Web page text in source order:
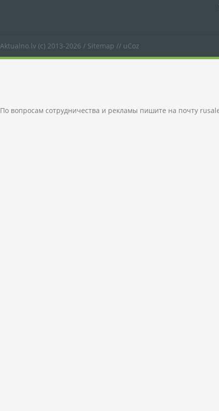
Aktualno.lv (c) 2013-2026 / Sitemap // uCoz
По вопросам сотрудничества и рекламы пишите на почту